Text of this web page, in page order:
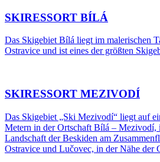
SKIRESSORT BÍLÁ
Das Skigebiet Bílá liegt im malerischen
Ostravice und ist eines der größten
SKIRESSORT MEZIVODÍ
Das Skigebiet „Ski Mezivodí“ liegt auf
Metern in der Ortschaft Bílá – Mezivodí,
Landschaft der Beskiden am
Ostravice und Lučovec, in der Nähe der